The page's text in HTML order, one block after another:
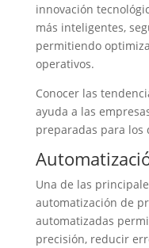
innovación
más inteligentes,
permitiendo
operativos.
Conocer las
ayuda a las
preparadas para los
Una de las
automatización de
automatizadas
precisión, reducir